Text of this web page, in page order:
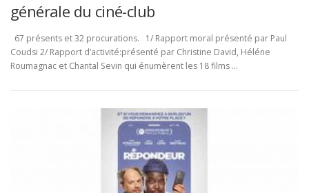
générale du ciné-club
67 présents et 32 procurations. 1/ Rapport moral présenté par Paul
Coudsi 2/ Rapport d’activité:présenté par Christine David, Héléne
Roumagnac et Chantal Sevin qui énumèrent les 18 films …